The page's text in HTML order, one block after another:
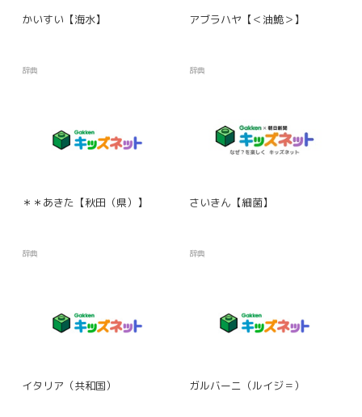
かいすい【海水】
辞典
アブラハヤ【＜油鮠＞】
辞典
＊＊あきた【秋田（県）】
辞典
さいきん【細菌】
辞典
イタリア（共和国） ガルバーニ（ルイジ＝）